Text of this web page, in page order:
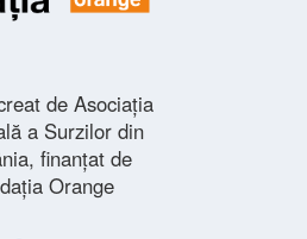
de Asociația
a Surzilor din
finanțat de
Orange